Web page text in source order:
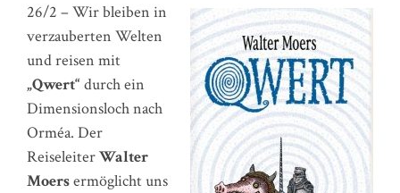
26/2 – Wir bleiben in
verzauberten Welten
und reisen mit
„Qwert“ durch ein
Dimensionsloch nach
Orméa. Der
ReiseleiterWalter
Moersermöglicht uns